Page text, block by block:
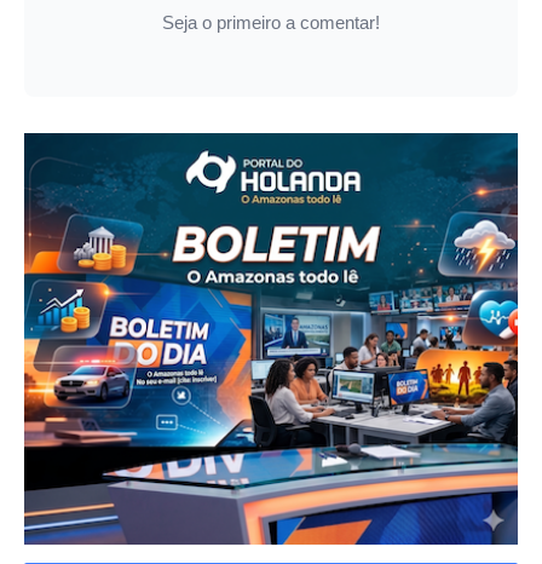
Seja o primeiro a comentar!